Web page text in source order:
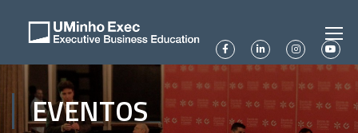
EVENTOS